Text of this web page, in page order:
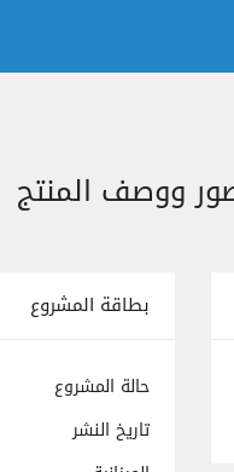
ووصف المنتج
بطاقة المشروع
حالة المشروع
تاريخ النشر